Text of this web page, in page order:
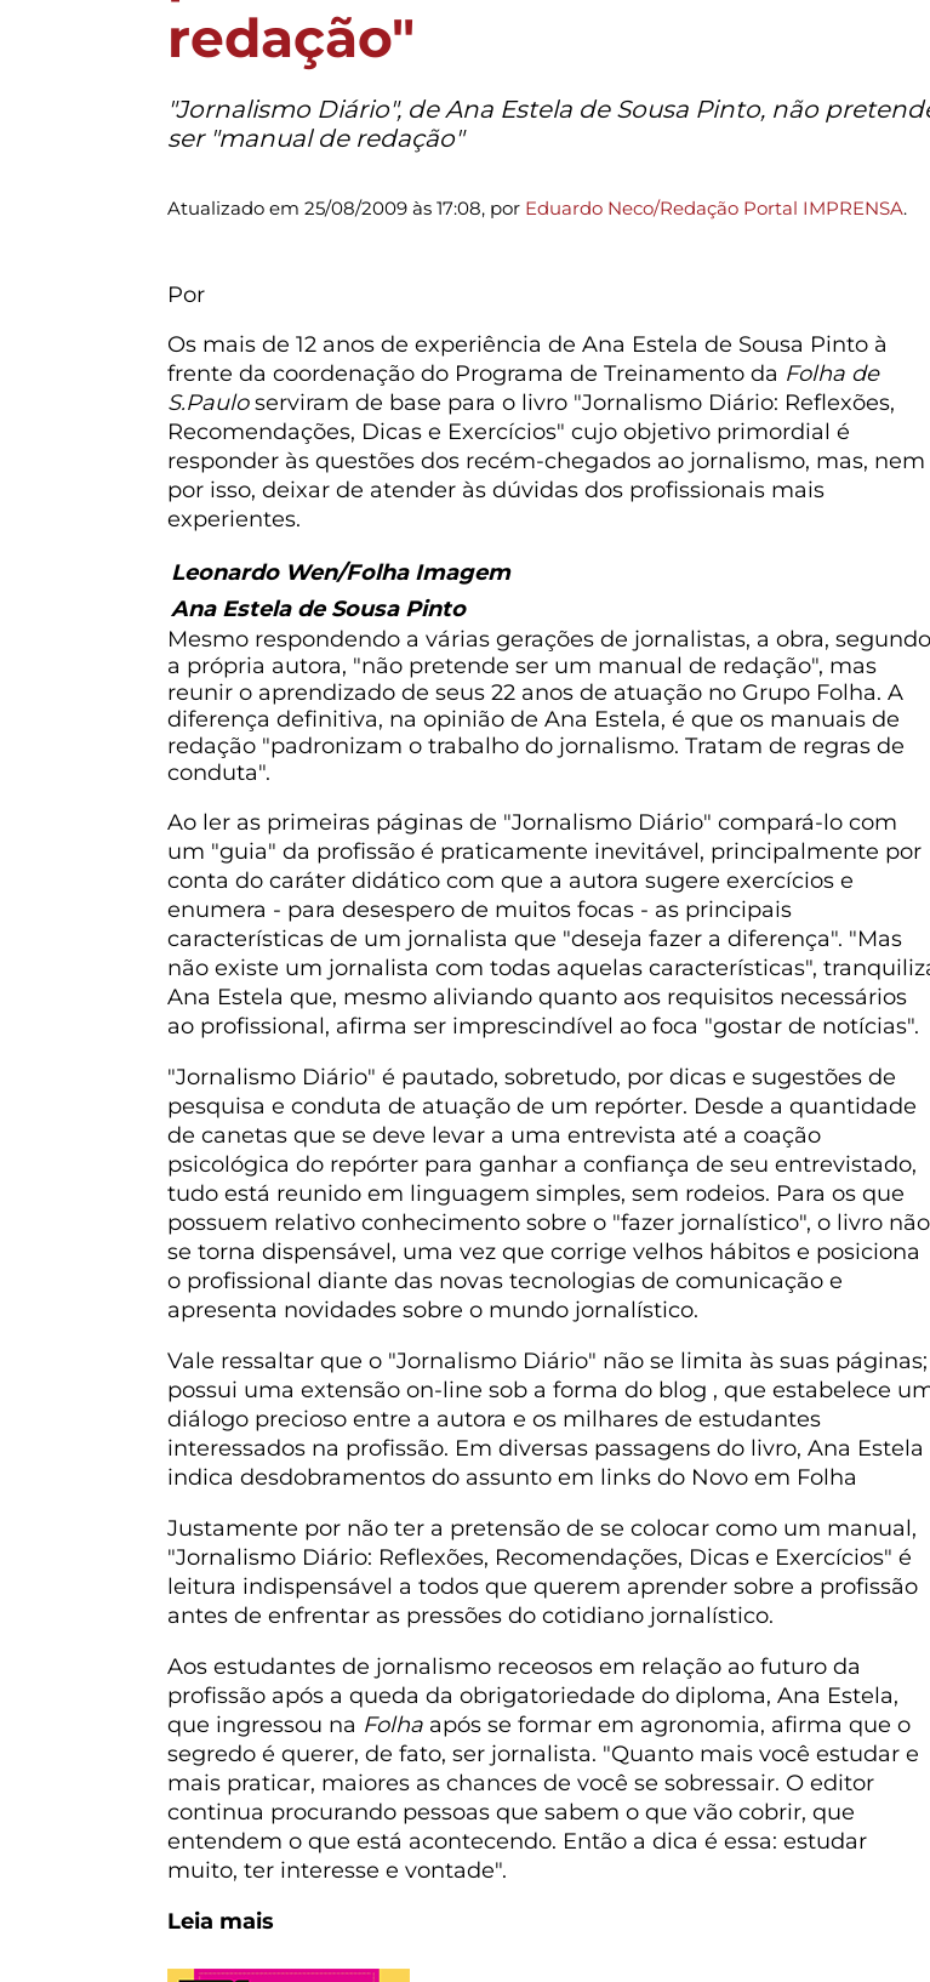
redação"
"Jornalismo Diário", de Ana Estela de Sousa Pinto, não
ser "manual de redação"
Atualizado em 25/08/2009 às 17:08, por Eduardo Neco/Redação Portal IMPRENSA.
Por
Os mais de 12 anos de experiência de Ana Estela de Sousa Pinto à
frente da coordenação do Programa de Treinamento da Folha de
S.Pauloserviram de base para o livro "Jornalismo Diário: Reflexões,
Recomendações, Dicas e Exercícios" cujo objetivo primordial é
responder às questões dos recém-chegados ao jornalismo, mas, nem
por isso, deixar de atender às dúvidas dos profissionais mais
experientes.
Leonardo Wen/Folha Imagem
Ana Estela de Sousa Pinto
Mesmo respondendo a várias gerações de jornalistas, a obra, segundo
a própria autora, "não pretende ser um manual de redação", mas
reunir o aprendizado de seus 22 anos de atuação no Grupo Folha. A
diferença definitiva, na opinião de Ana Estela, é que os manuais de
redação "padronizam o trabalho do jornalismo. Tratam de regras de
conduta".
Ao ler as primeiras páginas de "Jornalismo Diário" compará-lo com
um "guia" da profissão é praticamente inevitável, principalmente por
conta do caráter didático com que a autora sugere exercícios e
enumera - para desespero de muitos focas - as principais
características de um jornalista que "deseja fazer a diferença". "Mas
não existe um jornalista com todas aquelas características",
Ana Estela que, mesmo aliviando quanto aos requisitos necessários
ao profissional, afirma ser imprescindível ao foca "gostar de notícias".
"Jornalismo Diário" é pautado, sobretudo, por dicas e sugestões de
pesquisa e conduta de atuação de um repórter. Desde a quantidade
de canetas que se deve levar a uma entrevista até a coação
psicológica do repórter para ganhar a confiança de seu entrevistado,
tudo está reunido em linguagem simples, sem rodeios. Para os que
possuem relativo conhecimento sobre o "fazer jornalístico", o livro não
se torna dispensável, uma vez que corrige velhos hábitos e posiciona
o profissional diante das novas tecnologias de comunicação e
apresenta novidades sobre o mundo jornalístico.
Vale ressaltar que o "Jornalismo Diário" não se limita às suas páginas;
possui uma extensão on-line sob a forma do blog , que estabelece
diálogo precioso entre a autora e os milhares de estudantes
interessados na profissão. Em diversas passagens do livro, Ana Estela
indica desdobramentos do assunto em links do Novo em Folha
Justamente por não ter a pretensão de se colocar como um manual,
"Jornalismo Diário: Reflexões, Recomendações, Dicas e Exercícios" é
leitura indispensável a todos que querem aprender sobre a profissão
antes de enfrentar as pressões do cotidiano jornalístico.
Aos estudantes de jornalismo receosos em relação ao futuro da
profissão após a queda da obrigatoriedade do diploma, Ana Estela,
que ingressou na Folha após se formar em agronomia, afirma que o
segredo é querer, de fato, ser jornalista. "Quanto mais você estudar e
mais praticar, maiores as chances de você se sobressair. O editor
continua procurando pessoas que sabem o que vão cobrir, que
entendem o que está acontecendo. Então a dica é essa: estudar
muito, ter interesse e vontade".
Leia mais